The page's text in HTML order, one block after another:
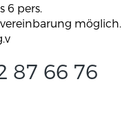
6 pers.
möglich.
87 66 76